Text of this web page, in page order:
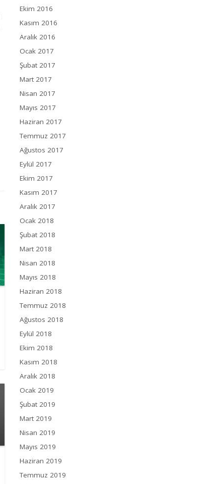
Ekim 2016
Kasım 2016
Aralık 2016
Ocak 2017
Şubat 2017
Mart 2017
Nisan 2017
Mayıs 2017
Haziran 2017
Temmuz 2017
Ağustos 2017
Eylül 2017
Ekim 2017
Kasım 2017
Aralık 2017
Ocak 2018
Şubat 2018
Mart 2018
Nisan 2018
Mayıs 2018
Haziran 2018
Temmuz 2018
Ağustos 2018
Eylül 2018
Ekim 2018
Kasım 2018
Aralık 2018
Ocak 2019
Şubat 2019
Mart 2019
Nisan 2019
Mayıs 2019
Haziran 2019
Temmuz 2019